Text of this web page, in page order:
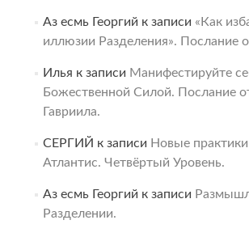
Аз есмь Георгий к записи «Как
иллюзии Разделения». Послание
Илья к записи Манифестируйте
Божественной Силой. Послание
Гавриила.
СЕРГИЙ к записи Новые
Атлантис. Четвёртый Уровень.
Аз есмь Георгий к записи
Разделении.